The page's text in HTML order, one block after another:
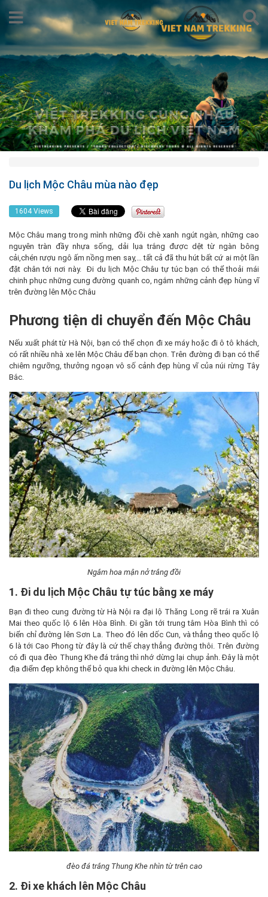
Du lịch Mộc Châu mùa nào đẹp
1604 Views
Mộc Châu mang trong mình những đồi chè xanh ngút ngàn, những cao
nguyên tràn đầy nhựa sống, dải lụa trắng được dệt từ ngàn bông
cải,chén rượu ngô ấm nồng men say,… tất cả đã thu hút bất cứ ai một lần
đặt chân tới nơi này. Đi du lịch Mộc Châu tự túc bạn có thể thoải mái
chinh phục những cung đường quanh co, ngắm những cảnh đẹp hùng vĩ
trên đường lên Mộc Châu
Phương tiện di chuyển đến Mộc Châu
Nếu xuất phát từ Hà Nội, bạn có thể chọn đi xe máy hoặc đi ô tô khách,
có rất nhiều nhà xe lên Mộc Châu để bạn chọn. Trên đường đi bạn có thể
chiêm ngưỡng, thưởng ngoạn vô số cảnh đẹp hùng vĩ của núi rừng Tây
Bắc.
Ngắm hoa mận nở trắng đồi
1. Đi du lịch Mộc Châu tự túc bằng xe máy
Bạn đi theo cung đường từ Hà Nội ra đại lộ Thăng Long rẽ trái ra Xuân
Mai theo quốc lộ 6 lên Hòa Bình. Đi gần tới trung tâm Hòa Bình thì có
biển chỉ đường lên Sơn La. Theo đó lên dốc Cun, và thẳng theo quốc lộ
6 là tới Cao Phong từ đây là cứ thế chạy thẳng đường thôi. Trên đường
có đi qua đèo Thung Khe đá trắng thì nhớ dừng lại chụp ảnh. Đây là một
địa điểm đẹp không thể bỏ qua khi check in đường lên Mộc Châu.
đèo đá trắng Thung Khe nhìn từ trên cao
2. Đi xe khách lên Mộc Châu